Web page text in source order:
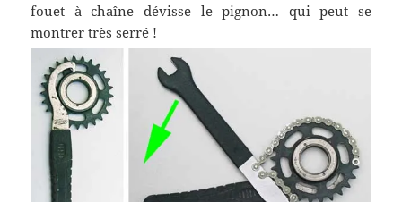
fouet à chaîne dévisse le pignon… qui peut se
montrer très serré !